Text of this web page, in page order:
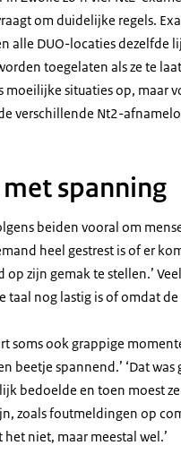
om duidelijke regels.
alle DUO-locaties dezelfde
toegelaten als ze te
moeilijke situaties op, maar
verschillende Nt2-
spanning
beiden vooral om
heel gestrest is of er
op zijn gemak te stellen.’
taal nog lastig is of omdat
soms ook grappige
beetje spannend.’ ‘Dat
bedoelde en toen moest
zoals foutmeldingen op
niet, maar meestal wel.’